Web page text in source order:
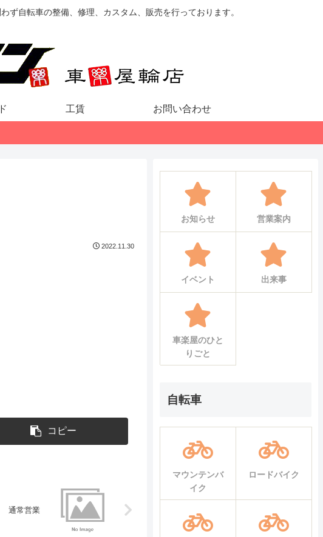
自転車の整備、修理、カスタム、販売を行っております。
工賃 お問い合わせ
2022.11.30
コピー
通常営業
お知らせ 営業案内
イベント 出来事
車楽屋のひと
りごと
自転車
マウンテンバ
イク
ロードバイク